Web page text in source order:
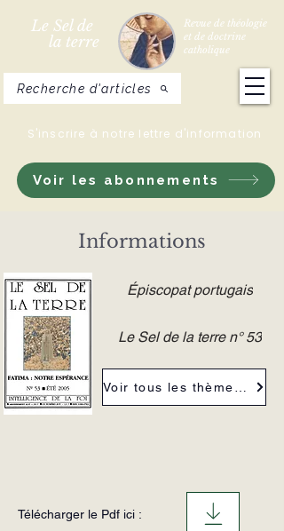
Le Sel de
la terre
Revue de théologie
et de doctrine
catholique
Voir les abonnements
S'inscrire à notre lettre d'information
Recherche d'articles
Informations
Épiscopat portugais
Le Sel de la terre n° 53
Télécharger le Pdf ici :